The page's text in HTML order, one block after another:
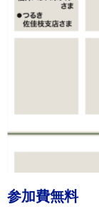
参加費無料